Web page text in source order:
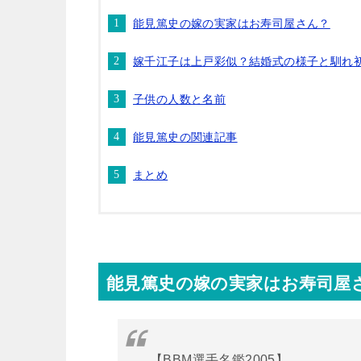
能見篤史の嫁の実家はお寿司屋さん？
嫁千江子は上戸彩似？結婚式の様子と馴れ
子供の人数と名前
能見篤史の関連記事
まとめ
能見篤史の嫁の実家はお寿司屋